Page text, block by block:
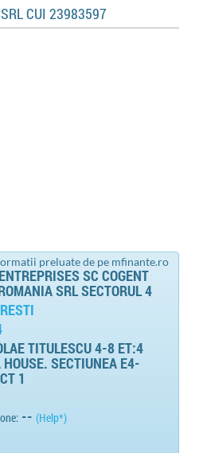
CUI 23983597
preluate de pe mfinante.ro
ENTREPRISES SC COGENT
SRL SECTORUL 4
TITULESCU 4-8 ET:4
SECTIUNEA E4-
1
--(Help*)